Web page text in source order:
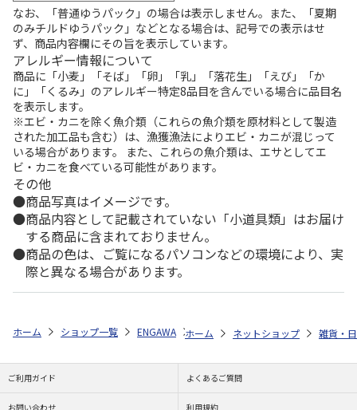
なお、「普通ゆうパック」の場合は表示しません。また、「夏期
のみチルドゆうパック」などとなる場合は、記号での表示はせ
ず、商品内容欄にその旨を表示しています。
アレルギー情報について
商品に「小麦」「そば」「卵」「乳」「落花生」「えび」「か
に」「くるみ」のアレルギー特定8品目を含んでいる場合に品目名
を表示します。
※エビ・カニを除く魚介類（これらの魚介類を原材料として製造
された加工品も含む）は、漁獲漁法によりエビ・カニが混じって
いる場合があります。 また、これらの魚介類は、エサとしてエ
ビ・カニを食べている可能性があります。
その他
商品写真はイメージです。
商品内容として記載されていない「小道具類」はお届け
する商品に含まれておりません。
商品の色は、ご覧になるパソコンなどの環境により、実
際と異なる場合があります。
ホーム ショップ一覧 ENGAWA アニメ『ジョジョの奇妙な冒険 黄金
ホーム ネットショップ 雑貨・
ご利用ガイド よくあるご質問
お問い合わせ 利用規約